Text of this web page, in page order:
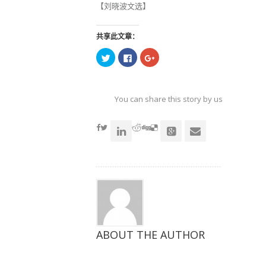
【刘晓波文选】
共享此文章：
点
击
共
享
窗
口
点
击
共
享
窗
口
点
击
共
享
窗
口
You can share this story by using your
ABOUT THE AUTHOR